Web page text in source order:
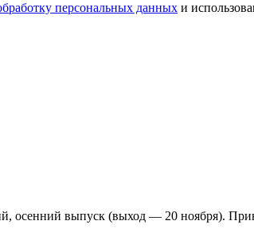
персональных данных и
осенний выпуск (выход — 20 ноября).